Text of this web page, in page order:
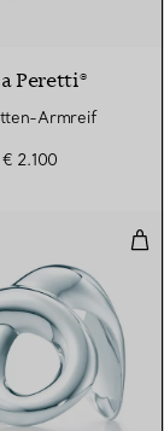
Peretti®
Armreif
€ 2.100
E